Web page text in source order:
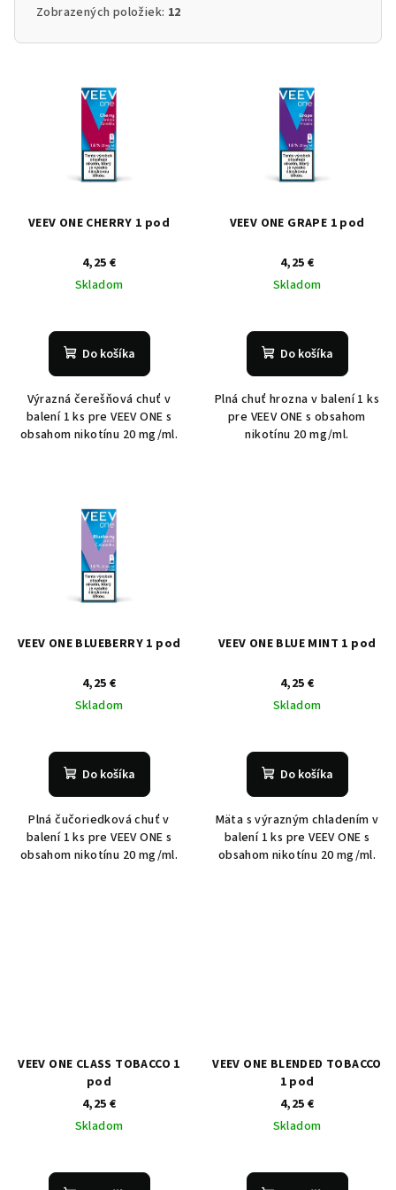
Zobrazených položiek: 12
VEEV ONE CHERRY 1 pod
4,25 €
Skladom
Do košíka
Výrazná čerešňová chuť v
balení 1 ks pre VEEV ONE s
obsahom nikotínu 20 mg/ml.
VEEV ONE GRAPE 1 pod
4,25 €
Skladom
Do košíka
Plná chuť hrozna v balení 1 ks
pre VEEV ONE s obsahom
nikotínu 20 mg/ml.
VEEV ONE BLUEBERRY 1 pod
4,25 €
Skladom
Do košíka
Plná čučoriedková chuť v
balení 1 ks pre VEEV ONE s
obsahom nikotínu 20 mg/ml.
VEEV ONE BLUE MINT 1 pod
4,25 €
Skladom
Do košíka
Mäta s výrazným chladením v
balení 1 ks pre VEEV ONE s
obsahom nikotínu 20 mg/ml.
VEEV ONE CLASS TOBACCO 1
pod
4,25 €
Skladom
VEEV ONE BLENDED TOBACCO
1 pod
4,25 €
Skladom